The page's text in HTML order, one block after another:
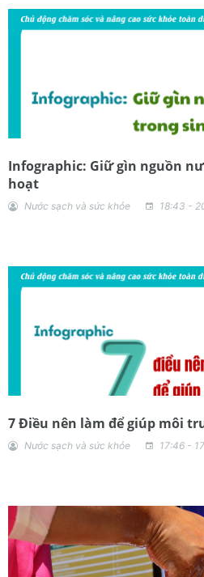
Infographic: Giữ gìn nguồn
hoạt
Nước sạch và sức khỏe 18:43 -
7 Điều nên làm để giúp môi
Nước sạch và sức khỏe 17:46 -